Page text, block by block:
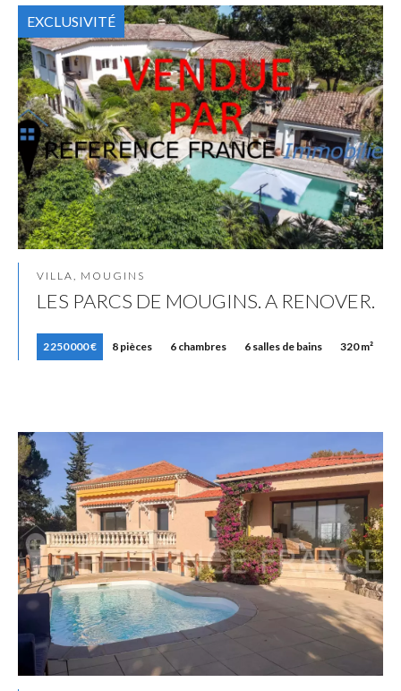
VILLA, MOUGINS
LES PARCS DE MOUGINS. A RENOVER.
2 250 000 € 8 pièces 6 chambres 6 salles de bains 320 m²
EXCLUSIVITÉ